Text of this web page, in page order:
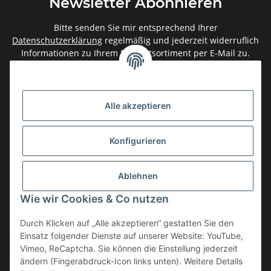
Alle akzeptieren
Konfigurieren
Ablehnen
Wie wir Cookies & Co nutzen
Durch Klicken auf „Alle akzeptieren“ gestatten Sie den
Einsatz folgender Dienste auf unserer Website: YouTube,
Vimeo, ReCaptcha. Sie können die Einstellung jederzeit
ändern (Fingerabdruck-Icon links unten). Weitere Details
Bitte senden Sie mir entsprechend Ihrer
Datenschutzerklärung regelmäßig und jederzeit widerruflich
Informationen zu Ihrem Produktsortiment per E-Mail zu.
Gesetzliche Informationen
Informationen
Service
Vertrag widerrufen
* Alle Preise inkl. gesetzlicher USt., zzgl.Versand